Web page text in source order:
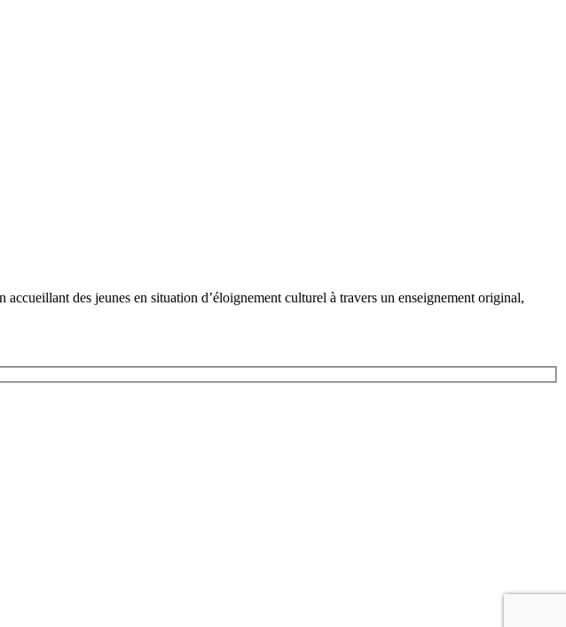
des jeunes en situation d’éloignement culturel à travers un enseignement original,